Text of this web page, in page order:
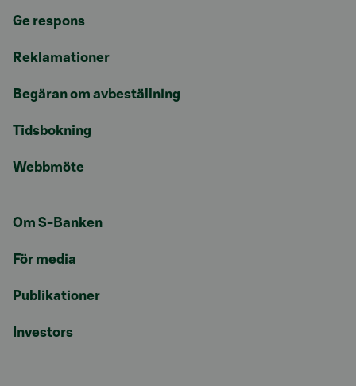
Ge respons
Reklamationer
Begäran om avbeställning
Tidsbokning
Webbmöte
Om S-Banken
För media
Publikationer
Investors